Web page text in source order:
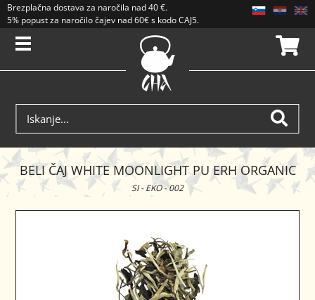
Brezplačna dostava za naročila nad40 €.
5% popust za naročilo čajev nad 60€ s kodo CAJ5. Popusti se ne seštevajo.
BELI ČAJ WHITE MOONLIGHT PU ERH ORGANIC
SI - EKO - 002